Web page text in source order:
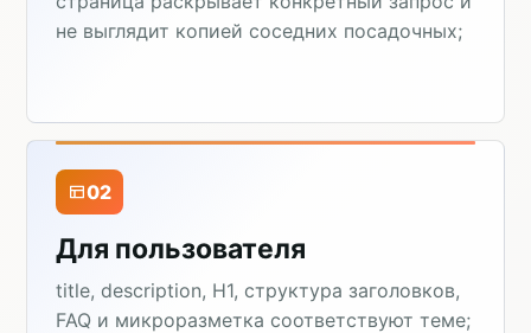
не выглядит копией соседних посадочных;
02
Для пользователя
title, description, H1, структура заголовков,
FAQ и микроразметка соответствуют теме;